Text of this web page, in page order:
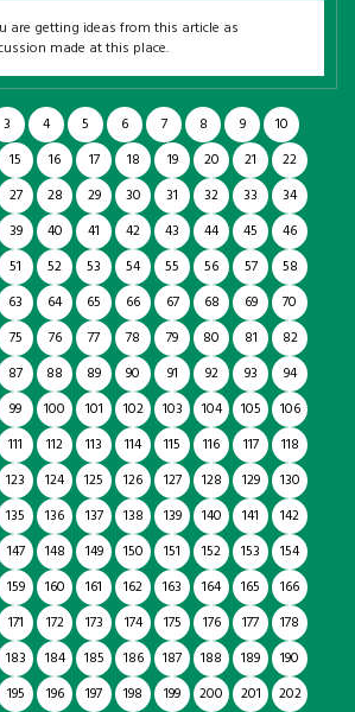
are getting ideas from this article as
made at this place.
3 4 5 6 7 8 9
10
15 16 17 18 19 20 21
22
27 28 29 30 31 32 33
34
39 40 41 42 43 44 45
46
51 52 53 54 55 56 57
58
63 64 65 66 67 68 69
70
75 76 77 78 79 80 81
82
87 88 89 90 91 92 93
94
99 100 101 102 103 104 105
106
111 112 113 114 115 116 117
118
123 124 125 126 127 128 129
130
135 136 137 138 139 140 141
142
147 148 149 150 151 152 153
154
159 160 161 162 163 164 165
166
171 172 173 174 175 176 177
178
183 184 185 186 187 188 189
190
195 196 197 198 199 200 201
202